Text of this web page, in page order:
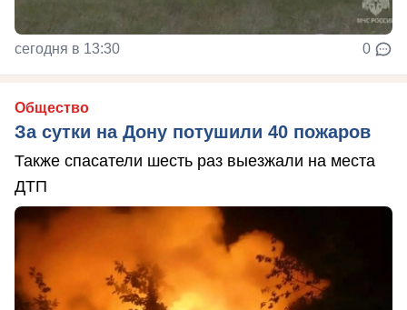
сегодня в 13:30 0
Общество
За сутки на Дону потушили 40 пожаров
Также спасатели шесть раз выезжали на места
ДТП